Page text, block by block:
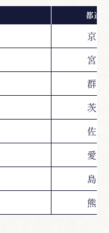
都道
京都
宮城
群馬
茨城
佐賀
愛媛
島根
熊本